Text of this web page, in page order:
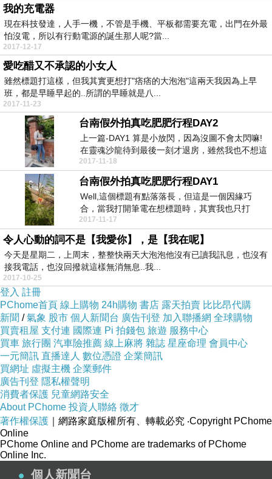
我的充電器
現在科技發達，人手一機，不管是手機、平板都需要充電，出門在外最
怕沒電，所以有行動電源的誕生那人呢?當...
2017-12-17
愛吃醋又不承認的小女人
雖然標題打這樣，但我其實更想打"痞痞的大泡泡"這兩天我因為上早
班，都是早睡早起的..所謂的早睡就是八...
2017-11-23
台南假外拍真吃肥肥行程DAY2
上一篇-DAY1 算是小放閃，因為沒圖不會太閃嘛!
在靈魂沙龍待到最後一刻才退房，雖然我也不想這
樣讓人...
2017-11-18
台南假外拍真吃肥肥行程DAY1
Well,這個標題有點落落長，但這是一個因緣巧
合，當我打開筆電在想標題時，其實我也只打
出"台南假外拍...
2017-11-17
令人心動的詞不是【我愛你】，是【我在呢】
今天是星期二，上周末，整整快兩天大泡泡他沒有已讀我訊息，也沒有
接我電話，也沒回撥就這樣無消無息..我...
2017-10-25
登入 註冊
PChome首頁 線上購物 24h購物 書店 露天拍賣 比比昂代購
新聞 /氣象 股市 個人新聞台 廣告刊登 加入聯播網 全球購物
買賣租屋 支付連 國際連 Pi 拍錢包 旅遊 服務中心
買車 旅行團 汽車險推薦 線上麻將 雜誌 星座命理 會員中心
一元簡訊 直播達人 數位憑證 企業簡訊
買網址 虛擬主機 企業郵件
廣告刊登 隱私權聲明
消費者保護 兒童網路安全
About PChome 投資人聯絡 徵才
著作權保護 ｜網路家庭版權所有、轉載必究 ‧Copyright PChome
Online
PChome Online and PChome are trademarks of PChome
Online Inc.
個人新聞台